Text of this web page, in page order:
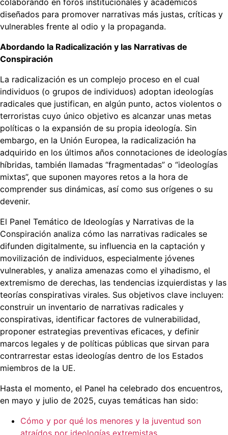
diseñados para promover narrativas más justas, críticas y
vulnerables frente al odio y la propaganda.
Abordando la Radicalización y las Narrativas de
Conspiración
La radicalización es un complejo proceso en el cual
individuos (o grupos de individuos) adoptan ideologías
radicales que justifican, en algún punto, actos violentos o
terroristas cuyo único objetivo es alcanzar unas metas
políticas o la expansión de su propia ideología. Sin
embargo, en la Unión Europea, la radicalización ha
adquirido en los últimos años connotaciones de ideologías
híbridas, también llamadas “fragmentadas” o “ideologías
mixtas”, que suponen mayores retos a la hora de
comprender sus dinámicas, así como sus orígenes o su
devenir.
El Panel Temático de Ideologías y Narrativas de la
Conspiración analiza cómo las narrativas radicales se
difunden digitalmente, su influencia en la captación y
movilización de individuos, especialmente jóvenes
vulnerables, y analiza amenazas como el yihadismo, el
extremismo de derechas, las tendencias izquierdistas y las
teorías conspirativas virales. Sus objetivos clave incluyen:
construir un inventario de narrativas radicales y
conspirativas, identificar factores de vulnerabilidad,
proponer estrategias preventivas eficaces, y definir
marcos legales y de políticas públicas que sirvan para
contrarrestar estas ideologías dentro de los Estados
miembros de la UE.
Hasta el momento, el Panel ha celebrado dos encuentros,
en mayo y julio de 2025, cuyas temáticas han sido:
Cómo y por qué los menores y la juventud son
atraídos por ideologías extremistas